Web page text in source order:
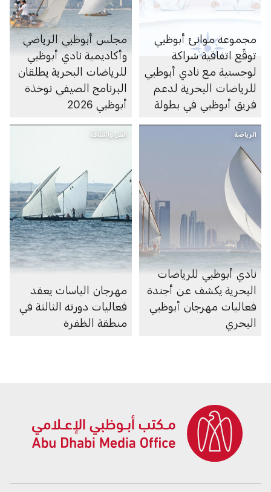
مجموعة موانئ أبوظبي
توقّع اتفاقية شراكة
لوجستية مع نادي أبوظبي
للرياضات البحرية لدعم
فريق أبوظبي في بطولة
للزوارق السريعة
مجلس أبوظبي الرياضي
وأكاديمية نادي أبوظبي
للرياضات البحرية يطلقان
البرنامج الصيفي نوخذة
أبوظبي 2026
الرياضة
نادي أبوظبي للرياضات
البحرية يكشف عن أجندة
فعاليات مهرجان أبوظبي
البحري
الفن والثقافة
مهرجان الياسات يعقد
فعاليات دورته الثالثة في
منطقة الظفرة